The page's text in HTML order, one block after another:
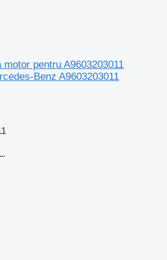
pentru A9603203011
Benz A9603203011